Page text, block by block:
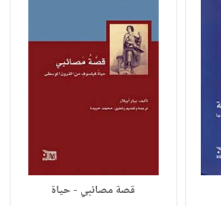
قصة مصائبي - حياة